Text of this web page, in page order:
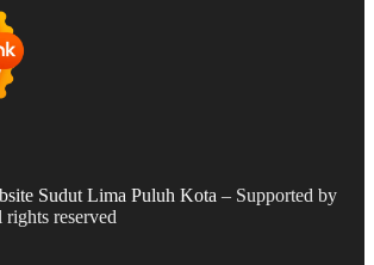
Sudut Lima Puluh Kota – Supported by
reserved